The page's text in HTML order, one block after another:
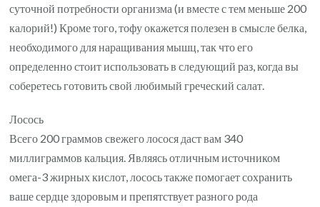
суточной потребности организма (и вместе с тем меньше 200
калорий!) Кроме того, тофу окажется полезен в смысле белка,
необходимого для наращивания мышц, так что его
определенно стоит использовать в следующий раз, когда вы
соберетесь готовить свой любимый греческий салат.
Лосось
Всего 200 граммов свежего лосося даст вам 340
миллиграммов кальция. Являясь отличным источником
омега-3 жирных кислот, лосось также помогает сохранить
ваше сердце здоровым и препятствует разного рода